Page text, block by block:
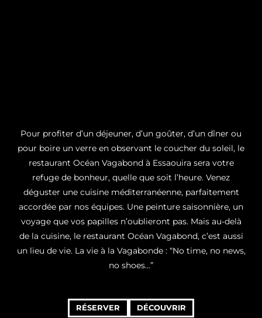
Pour profiter d’un déjeuner, d’un goûter, d’un dîner ou
pour boire un verre en observant le coucher du soleil, le
restaurant Océan Vagabond à Essaouira sera votre
refuge de bonheur, quelle que soit l’heure. Venez
déguster une cuisine méditerranéenne, parfaitement
accordée par nos équipes. Une peinture saisonnière, un
voyage que vos papilles n’oublieront pas. Mais au-delà
de la cuisine, le restaurant Océan Vagabond, c’est aussi
un lieu de vie. La vie à la Vagabonde : “No time, no news,
no shoes…”
RÉSERVER DÉCOUVRIR